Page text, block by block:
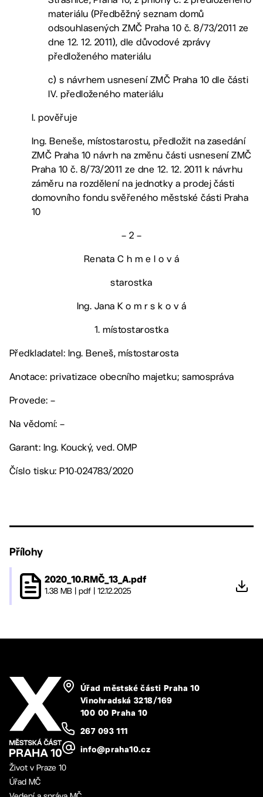
materiálu (Předběžný seznam domů
odsouhlasených ZMČ Praha 10 č. 8/73/2011 ze
dne 12. 12. 2011), dle důvodové zprávy
předloženého materiálu
c) s návrhem usnesení ZMČ Praha 10 dle části
IV. předloženého materiálu
I. pověřuje
Ing. Beneše, místostarostu, předložit na zasedání
ZMČ Praha 10 návrh na změnu části usnesení ZMČ
Praha 10 č. 8/73/2011 ze dne 12. 12. 2011 k návrhu
záměru na rozdělení na jednotky a prodej části
domovního fondu svěřeného městské části Praha
10
– 2 –
Renata C h m e l o v á
starostka
Ing. Jana K o m r s k o v á
1. místostarostka
Předkladatel: Ing. Beneš, místostarosta
Anotace: privatizace obecního majetku; samospráva
Provede: –
Na vědomí: –
Garant: Ing. Koucký, ved. OMP
Číslo tisku: P10-024783/2020
Přílohy
2020_10.RMČ_13_A.pdf
1.38 MB pdf 12.12.2025
Úřad městské části Praha 10
Vinohradská 3218/169
100 00 Praha 10
267 093 111
info@praha10.cz
Život v Praze 10
Úřad MČ